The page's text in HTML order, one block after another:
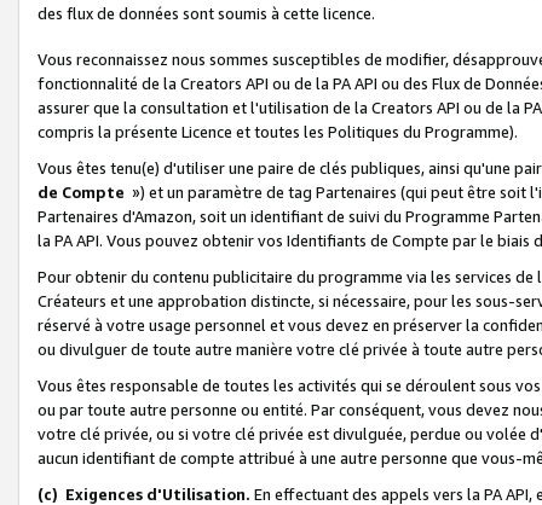
des flux de données sont soumis à cette licence.
Vous reconnaissez nous sommes susceptibles de modifier,
fonctionnalité de la Creators API ou de la PA API ou des Flux de
assurer que la consultation et l'utilisation de la Creators API ou de la
compris la présente Licence et toutes les Politiques du Programme).
Vous êtes tenu(e) d'utiliser une paire de clés publiques, ainsi qu'une
de Compte ») et un paramètre de tag Partenaires (qui peut être soit
Partenaires d'Amazon, soit un identifiant de suivi du Programme
la PA API. Vous pouvez obtenir vos Identifiants de Compte par le biais
Pour obtenir du contenu publicitaire du programme via les services
Créateurs et une approbation distincte, si nécessaire, pour les sous-
réservé à votre usage personnel et vous devez en préserver la
ou divulguer de toute autre manière votre clé privée à toute autre
Vous êtes responsable de toutes les activités qui se déroulent sous
ou par toute autre personne ou entité. Par conséquent, vous devez
votre clé privée, ou si votre clé privée est divulguée, perdue ou volée
aucun identifiant de compte attribué à une autre personne que vous-
(c) Exigences d'Utilisation. En effectuant des appels vers la PA